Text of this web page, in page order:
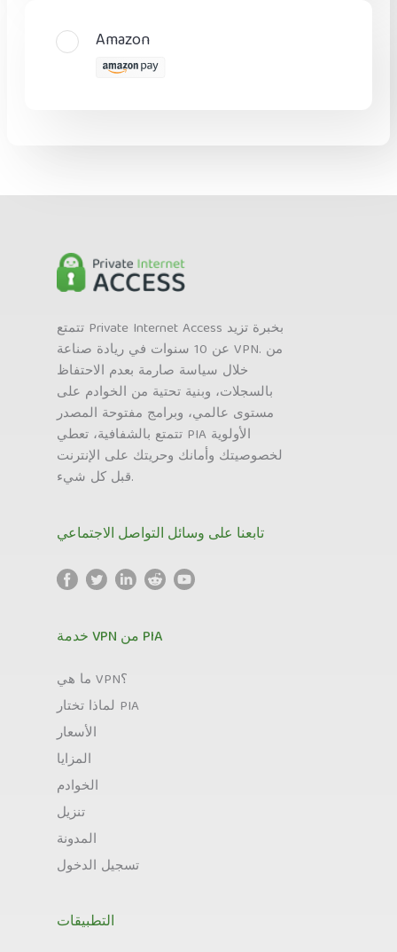
Amazon
تتمتع Private Internet Access بخبرة تزيد
عن 10 سنوات في ريادة صناعة VPN. من
خلال سياسة صارمة بعدم الاحتفاظ
بالسجلات، وبنية تحتية من الخوادم على
مستوى عالمي، وبرامج مفتوحة المصدر
تتمتع بالشفافية، تعطي PIA الأولوية
لخصوصيتك وأمانك وحريتك على الإنترنت
قبل كل شيء.
تابعنا على وسائل التواصل الاجتماعي
خدمة VPN من PIA
ما هي VPN؟
لماذا تختار PIA
الأسعار
المزايا
الخوادم
تنزيل
المدونة
تسجيل الدخول
التطبيقات